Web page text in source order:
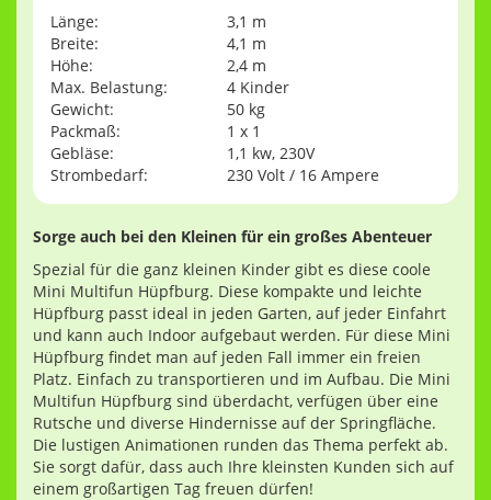
Länge:
3,1 m
Breite:
4,1 m
Höhe:
2,4 m
Max. Belastung:
4 Kinder
Gewicht:
50 kg
Packmaß:
1 x 1
Gebläse:
1,1 kw, 230V
Strombedarf:
230 Volt / 16 Ampere
Sorge auch bei den Kleinen für ein großes Abenteuer
Spezial für die ganz kleinen Kinder gibt es diese coole
Mini Multifun Hüpfburg. Diese kompakte und leichte
Hüpfburg passt ideal in jeden Garten, auf jeder Einfahrt
und kann auch Indoor aufgebaut werden. Für diese Mini
Hüpfburg findet man auf jeden Fall immer ein freien
Platz. Einfach zu transportieren und im Aufbau. Die Mini
Multifun Hüpfburg sind überdacht, verfügen über eine
Rutsche und diverse Hindernisse auf der Springfläche.
Die lustigen Animationen runden das Thema perfekt ab.
Sie sorgt dafür, dass auch Ihre kleinsten Kunden sich auf
einem großartigen Tag freuen dürfen!